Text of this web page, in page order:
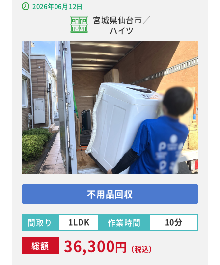
2026年06月12日
宮城県仙台市／
ハイツ
不用品回収
間取り 1LDK 作業時間 10分
総額 36,300円 （税込）